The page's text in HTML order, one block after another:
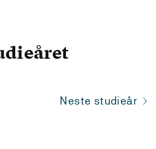
Neste studieår